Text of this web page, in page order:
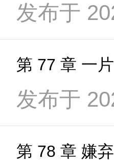
发布于
第 77 章 一
发布于
第 78 章 嫌